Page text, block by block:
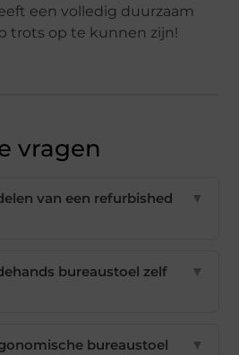
een volledig duurzaam
trots op te kunnen zijn!
vragen
van een refurbished
▼
bureaustoel zelf
▼
bureaustoel
▼